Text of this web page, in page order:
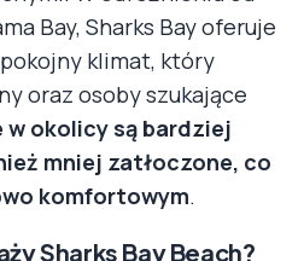
Bay, Sharks Bay oferuje
klimat, który
oraz osoby szukające
okolicy są bardziej
mniej zatłoczone, co
komfortowym.
Sharks Bay Beach?